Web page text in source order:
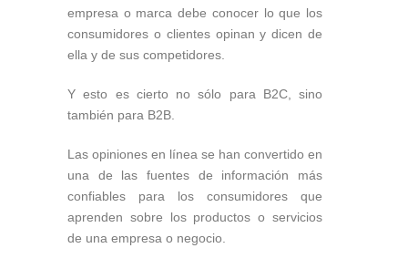
empresa o marca debe conocer lo que los
consumidores o clientes opinan y dicen de
ella y de sus competidores.
Y esto es cierto no sólo para B2C, sino
también para B2B.
Las opiniones en línea se han convertido en
una de las fuentes de información más
confiables para los consumidores que
aprenden sobre los productos o servicios
de una empresa o negocio.